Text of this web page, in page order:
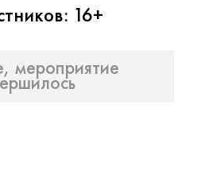
16+
мероприятие